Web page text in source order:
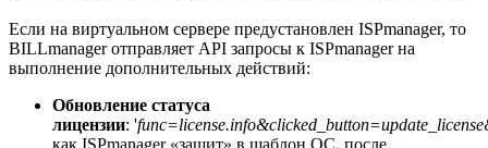
Если на виртуальном сервере предустановлен ISPmanager, то
BILLmanager отправляет API запросы к ISPmanager на
выполнение дополнительных действий:
Обновление статуса
лицензии: '
как ISPmanager «зашит» в шаблон ОС, после